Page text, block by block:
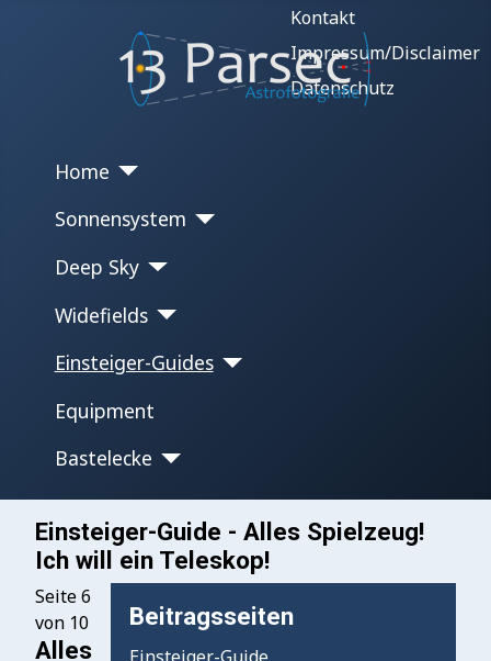
Kontakt
Impressum/Disclaimer
Datenschutz
Home
Sonnensystem
Deep Sky
Widefields
Einsteiger-Guides
Equipment
Bastelecke
Einsteiger-Guide - Alles Spielzeug!
Ich will ein Teleskop!
Beitragsseiten
Seite 6
von 10
Alles